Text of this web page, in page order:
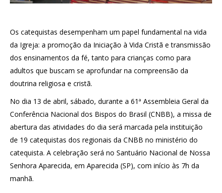
Os catequistas desempenham um papel fundamental na vida
da Igreja: a promoção da Iniciação à Vida Cristã e transmissão
dos ensinamentos da fé, tanto para crianças como para
adultos que buscam se aprofundar na compreensão da
doutrina religiosa e cristã.
No dia 13 de abril, sábado, durante a 61ª Assembleia Geral da
Conferência Nacional dos Bispos do Brasil (CNBB), a missa de
abertura das atividades do dia será marcada pela instituição
de 19 catequistas dos regionais da CNBB no ministério do
catequista. A celebração será no Santuário Nacional de Nossa
Senhora Aparecida, em Aparecida (SP), com início às 7h da
manhã.